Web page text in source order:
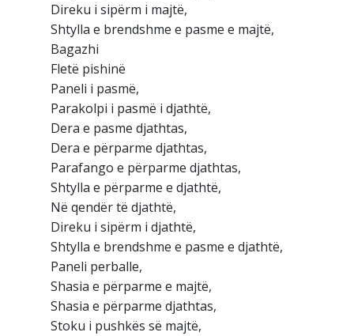
Direku i sipërm i majtë,
Shtylla e brendshme e pasme e majtë,
Bagazhi
Fletë pishinë
Paneli i pasmë,
Parakolpi i pasmë i djathtë,
Dera e pasme djathtas,
Dera e përparme djathtas,
Parafango e përparme djathtas,
Shtylla e përparme e djathtë,
Në qendër të djathtë,
Direku i sipërm i djathtë,
Shtylla e brendshme e pasme e djathtë,
Paneli perballe,
Shasia e përparme e majtë,
Shasia e përparme djathtas,
Stoku i pushkës së majtë,